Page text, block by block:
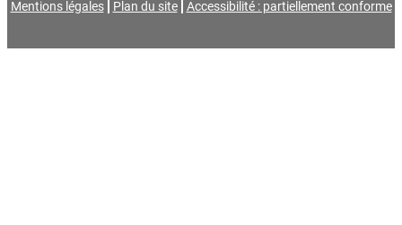
Mentions légales Plan du site Accessibilité : partiellement conforme